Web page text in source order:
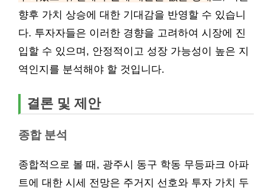
향후 가치 상승에 대한 기대감을 반영할 수 있습니
다. 투자자들은 이러한 경향을 고려하여 시장에 진
입할 수 있으며, 안정적이고 성장 가능성이 높은 지
역인지를 분석해야 할 것입니다.
결론 및 제안
종합 분석
종합적으로 볼 때, 광주시 동구 학동 무등파크 아파
트에 대한 시세 전망은 주거지 선호와 투자 가치 두